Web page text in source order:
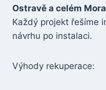
Ostravě a celém
Každý projekt řešíme
návrhu po instalaci.
Výhody rekuperace: